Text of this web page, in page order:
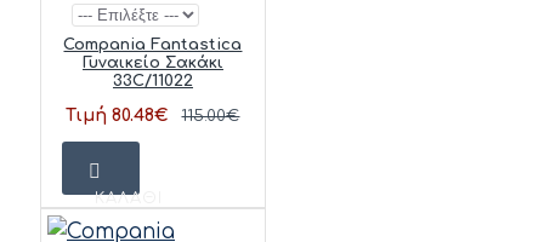
Compania Fantastica
Γυναικείο Σακάκι
33C/11022
Τιμή 80.48€ 115.00€
ΚΑΛΆΘΙ